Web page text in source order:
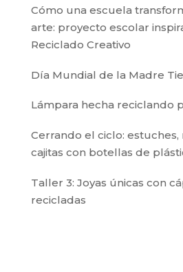
Cómo una escuela
arte: proyecto escolar
Reciclado Creativo
Día Mundial de la Madre
Lámpara hecha reciclando
Cerrando el ciclo: estuches,
cajitas con botellas de
Taller 3: Joyas únicas con
recicladas